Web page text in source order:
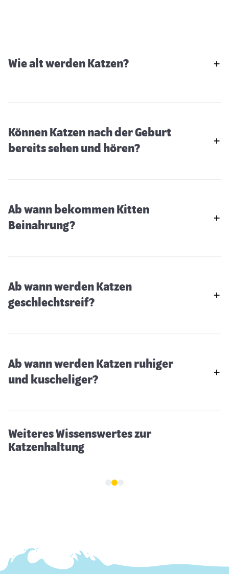
Wie alt werden Katzen?
Können Katzen nach der Geburt
bereits sehen und hören?
Ab wann bekommen Kitten
Beinahrung?
Ab wann werden Katzen
geschlechtsreif?
Ab wann werden Katzen ruhiger
und kuscheliger?
Weiteres Wissenswertes zur
Katzenhaltung
Das Putzverhalten der Katzen